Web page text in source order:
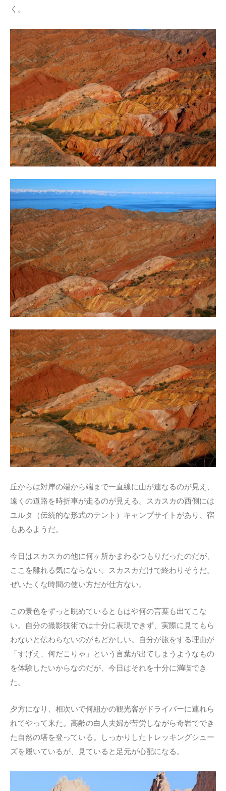
く。
丘からは対岸の端から端まで一直線に山が連なるのが見え、
遠くの道路を時折車が走るのが見える。スカスカの西側には
ユルタ（伝統的な形式のテント）キャンプサイトがあり、宿
もあるようだ。
今日はスカスカの他に何ヶ所かまわるつもりだったのだが、
ここを離れる気にならない。スカスカだけで終わりそうだ。
ぜいたくな時間の使い方だが仕方ない。
この景色をずっと眺めているともはや何の言葉も出てこな
い。自分の撮影技術では十分に表現できず、実際に見てもら
わないと伝わらないのがもどかしい。自分が旅をする理由が
「すげえ、何だこりゃ」という言葉が出てしまうようなもの
を体験したいからなのだが、今日はそれを十分に満喫でき
た。
夕方になり、相次いで何組かの観光客がドライバーに連れら
れてやって来た。高齢の白人夫婦が苦労しながら奇岩ででき
た自然の塔を登っている。しっかりしたトレッキングシュー
ズを履いているが、見ていると足元が心配になる。